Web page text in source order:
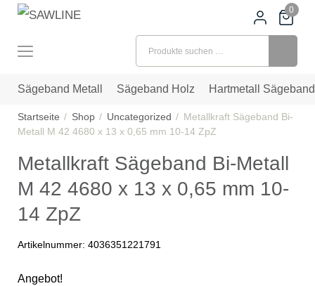
0
Sägeband Metall Sägeband Holz Hartmetall Sägeband
Startseite Shop Uncategorized
Metallkraft Sägeband Bi-
Metall M 42 4680 x 13 x 0,65 mm 10-14 ZpZ
Metallkraft Sägeband Bi-Metall
M 42 4680 x 13 x 0,65 mm 10-
14 ZpZ
Artikelnummer: 4036351221791
Angebot!